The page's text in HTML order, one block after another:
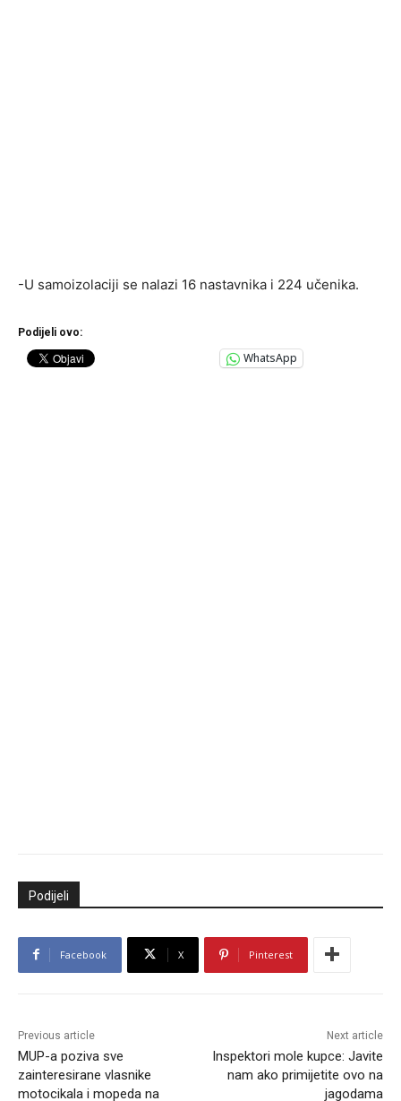
-U samoizolaciji se nalazi 16 nastavnika i 224 učenika.
Podijeli ovo:
WhatsApp
Podijeli
Facebook X Pinterest
Previous article
MUP-a poziva sve
zainteresirane vlasnike
motocikala i mopeda na
Next article
Inspektori mole kupce: Javite
nam ako primijetite ovo na
jagodama